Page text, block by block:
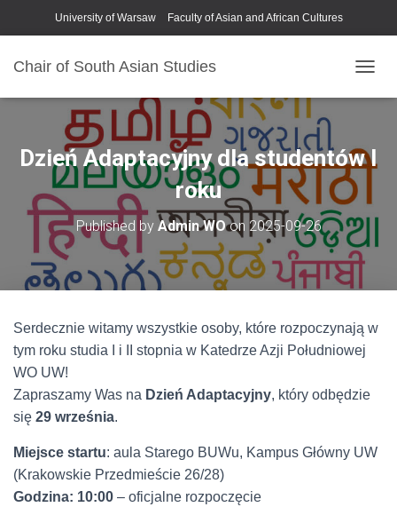
University of Warsaw Faculty of Asian and African Cultures
Chair of South Asian Studies
R
Ł
Ą
N
W
I
J
Ę
Dzień Adaptacyjny dla studentów I
roku
Published by Admin WOon 2025-09-26
Serdecznie witamy wszystkie osoby, które rozpoczynają w
tym roku studia I i II stopnia w Katedrze Azji Południowej
WO UW!
Zapraszamy Was na Dzień Adaptacyjny, który odbędzie
się 29 września.
Miejsce startu: aula Starego BUWu, Kampus Główny UW
(Krakowskie Przedmieście 26/28)
Godzina: 10:00 – oficjalne rozpoczęcie